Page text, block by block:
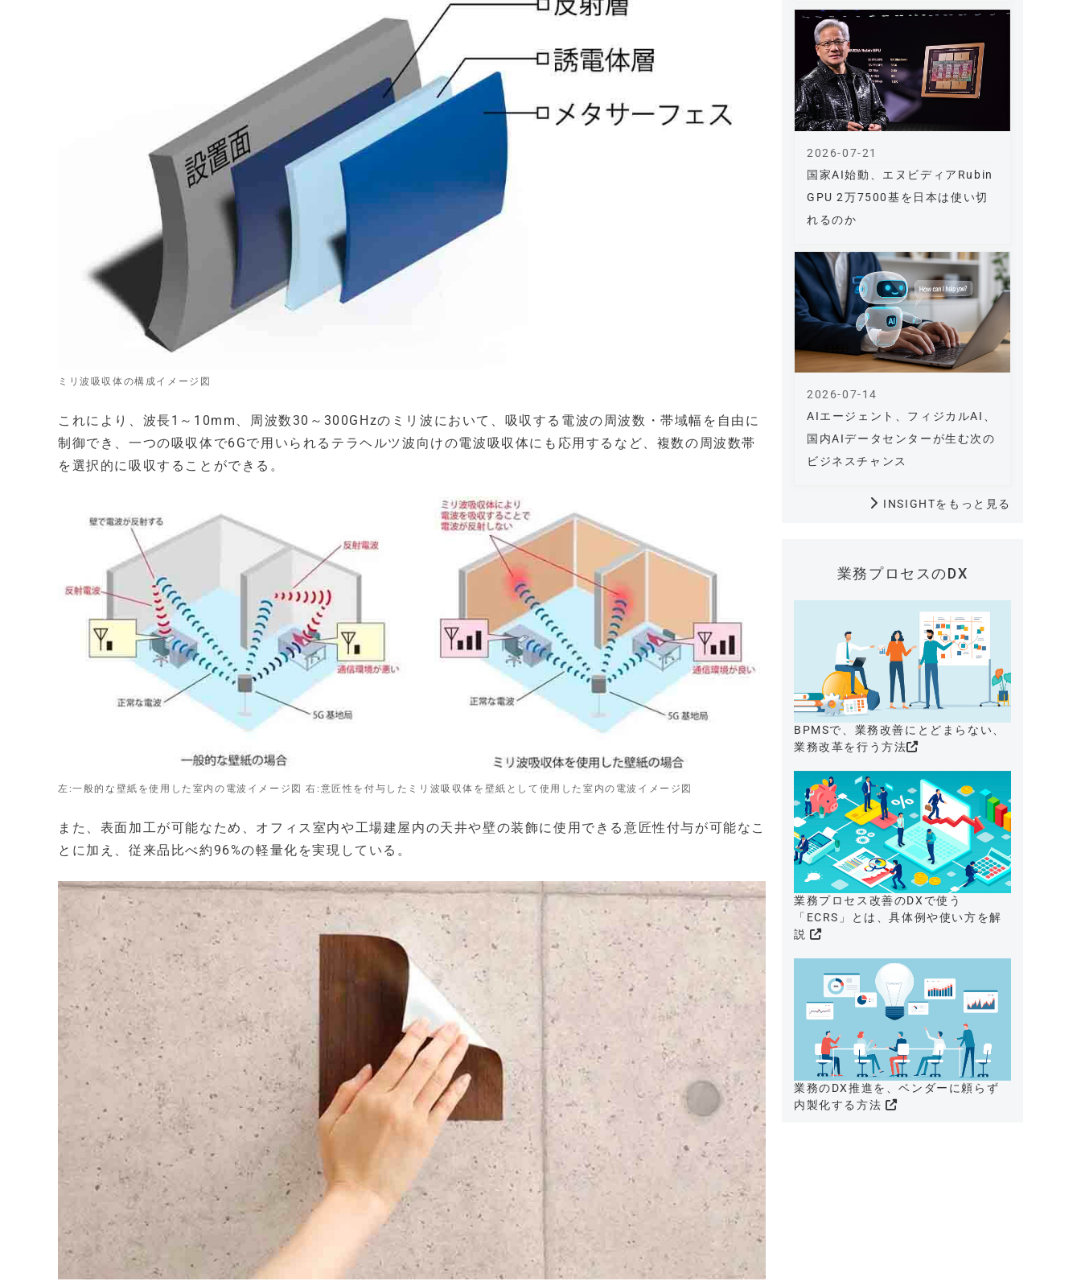
ミリ波吸収体の構成イメージ図
これにより、波長1～10mm、周波数30～300GHzのミリ波において、吸収する電波の周波数・帯域幅を自由に
制御でき、一つの吸収体で6Gで用いられるテラヘルツ波向けの電波吸収体にも応用するなど、複数の周波数帯
を選択的に吸収することができる。
左:一般的な壁紙を使用した室内の電波イメージ図 右:意匠性を付与したミリ波吸収体を壁紙として使用した室内の電波イメージ図
また、表面加工が可能なため、オフィス室内や工場建屋内の天井や壁の装飾に使用できる意匠性付与が可能なこ
とに加え、従来品比べ約96%の軽量化を実現している。
国家AI始動、エヌビディアRubin
GPU 2万7500基を日本は使い切
れるのか
2026-07-21
AIエージェント、フィジカルAI、
国内AIデータセンターが生む次の
ビジネスチャンス
2026-07-14
INSIGHTをもっと見る
業務プロセスのDX
BPMSで、業務改善にとどまらない、
業務改革を行う方法
業務プロセス改善のDXで使う
「ECRS」とは、具体例や使い方を解
説
業務のDX推進を、ベンダーに頼らず
内製化する方法